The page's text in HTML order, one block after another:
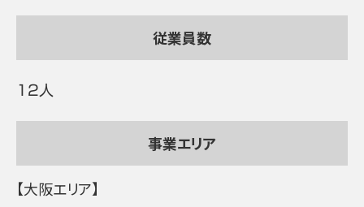
従業員数
12人
事業エリア
【大阪エリア】